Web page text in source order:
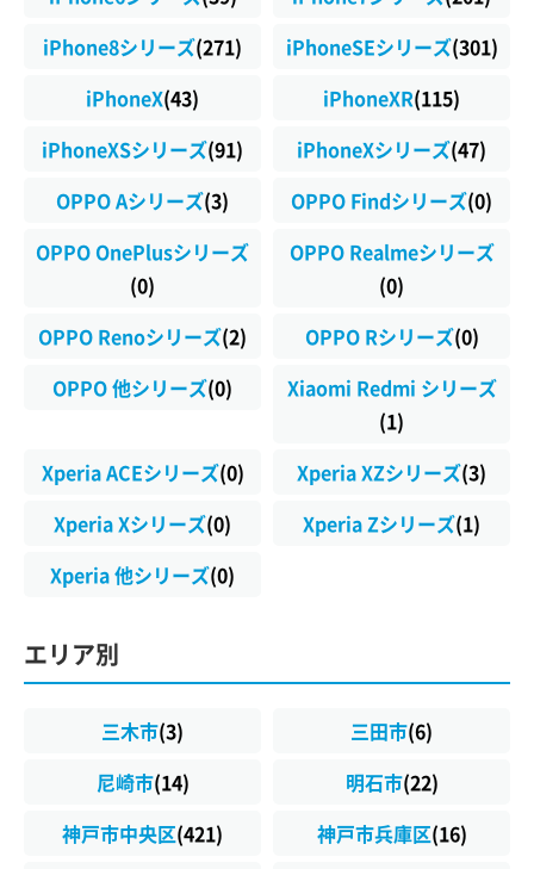
iPhone8シリーズ(271) iPhoneSEシリーズ(301)
iPhoneX(43) iPhoneXR(115)
iPhoneXSシリーズ(91) iPhoneXシリーズ(47)
OPPO Aシリーズ(3) OPPO Findシリーズ(0)
OPPO OnePlusシリーズ
(0)
OPPO Realmeシリーズ
(0)
OPPO Renoシリーズ(2) OPPO Rシリーズ(0)
OPPO 他シリーズ(0)
Xiaomi Redmi シリーズ
(1)
Xperia ACEシリーズ(0) Xperia XZシリーズ(3)
Xperia Xシリーズ(0) Xperia Zシリーズ(1)
Xperia 他シリーズ(0)
エリア別
三木市(3) 三田市(6)
尼崎市(14) 明石市(22)
神戸市中央区(421) 神戸市兵庫区(16)